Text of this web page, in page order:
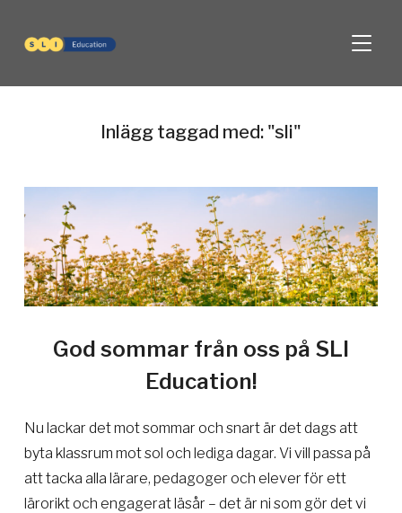
SLÅ
Inlägg taggad med: "sli"
God sommar från oss på SLI
Education!
Nu lackar det mot sommar och snart är det dags att
byta klassrum mot sol och lediga dagar. Vi vill passa på
att tacka alla lärare, pedagoger och elever för ett
lärorikt och engagerat läsår – det är ni som gör det vi